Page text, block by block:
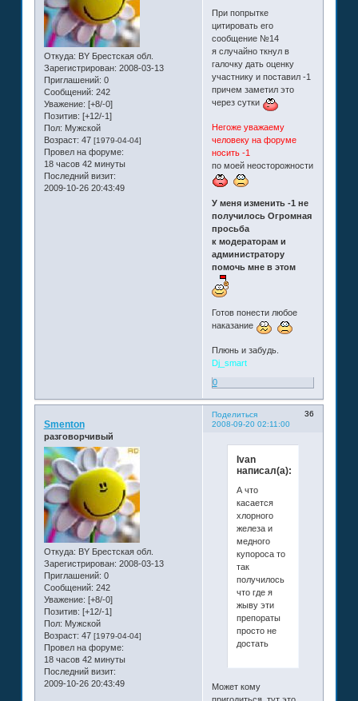
Откуда: BY Брестская обл.
Зарегистрирован: 2008-03-13
Приглашений: 0
Сообщений: 242
Уважение: [+8/-0]
Позитив: [+12/-1]
Пол: Мужской
Возраст: 47 [1979-04-04]
Провел на форуме:
18 часов 42 минуты
Последний визит:
2009-10-26 20:43:49
При попрытке
цитировать его
сообщение №14
я случайно ткнул в
галочку дать оценку
участнику и поставил -1
причем заметил это
через сутки
Негоже уважаему
человеку на форуме
носить -1
по моей неосторожности
У меня изменить -1 не
получилось Огромная
просьба
к модераторам и
администратору
помочь мне в этом
Готов понести любое
наказание
Плюнь и забудь.
Dj_smart
0
Поделиться
36
2008-09-20 02:11:00
Smenton
разговорчивый
Откуда: BY Брестская обл.
Зарегистрирован: 2008-03-13
Приглашений: 0
Сообщений: 242
Уважение: [+8/-0]
Позитив: [+12/-1]
Пол: Мужской
Возраст: 47 [1979-04-04]
Провел на форуме:
18 часов 42 минуты
Последний визит:
2009-10-26 20:43:49
Ivan
написал(а):
А что
касается
хлорного
железа и
медного
купороса то
так
получилось
что где я
жыву эти
препораты
просто не
достать
Может кому